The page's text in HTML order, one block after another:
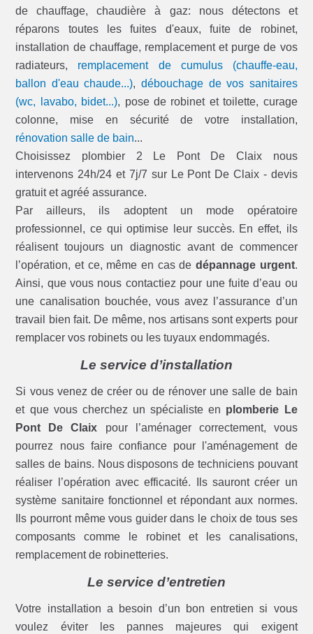
de chauffage, chaudière à gaz: nous détectons et
réparons toutes les fuites d'eaux, fuite de robinet,
installation de chauffage, remplacement et purge de vos
radiateurs, remplacement de cumulus (chauffe-eau,
ballon d'eau chaude...), débouchage de vos sanitaires
(wc, lavabo, bidet...), pose de robinet et toilette, curage
colonne, mise en sécurité de votre installation,
rénovation salle de bain...
Choisissez plombier 2 Le Pont De Claix nous
intervenons 24h/24 et 7j/7 sur Le Pont De Claix - devis
gratuit et agréé assurance.
Par ailleurs, ils adoptent un mode opératoire
professionnel, ce qui optimise leur succès. En effet, ils
réalisent toujours un diagnostic avant de commencer
l’opération, et ce, même en cas de dépannage urgent.
Ainsi, que vous nous contactiez pour une fuite d’eau ou
une canalisation bouchée, vous avez l’assurance d’un
travail bien fait. De même, nos artisans sont experts pour
remplacer vos robinets ou les tuyaux endommagés.
Le service d’installation
Si vous venez de créer ou de rénover une salle de bain
et que vous cherchez un spécialiste en plomberie Le
Pont De Claix pour l’aménager correctement, vous
pourrez nous faire confiance pour l'aménagement de
salles de bains. Nous disposons de techniciens pouvant
réaliser l’opération avec efficacité. Ils sauront créer un
système sanitaire fonctionnel et répondant aux normes.
Ils pourront même vous guider dans le choix de tous ses
composants comme le robinet et les canalisations,
remplacement de robinetteries.
Le service d’entretien
Votre installation a besoin d’un bon entretien si vous
voulez éviter les pannes majeures qui exigent